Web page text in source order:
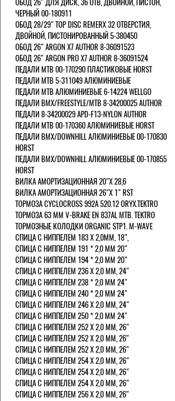
ЧЕРНЫЙ 00-180911
ОБОД 28/29" TOP DISC REMERX 32 ОТВЕРСТИЯ,
ДВОЙНОЙ, ПИСТОНИРОВАННЫЙ 5-380450
ОБОД 26" ARGON X7 AUTHOR 8-36091523
ОБОД 26" ARGON PRO X7 AUTHOR 8-36091524
ПЕДАЛИ МТВ 00-170290 ПЛАСТИКОВЫЕ HORST
ПЕДАЛИ MTB 5-311049 АЛЮМИНИЕВЫЕ
ПЕДАЛИ MTB АЛЮМИНИЕВЫЕ 6-14224 WELLGO
ПЕДАЛИ BMX/FREESTYLE/MTB 8-34200025 AUTHOR
ПЕДАЛИ 8-34200029 APD-F13-NYLON AUTHOR
ПЕДАЛИ МТВ 00-170360 АЛЮМИНИЕВЫЕ HORST
ПЕДАЛИ BMX/DOWNHILL АЛЮМИНИЕВЫЕ 00-170830
HORST
ПЕДАЛИ BMX/DOWNHILL АЛЮМИНИЕВЫЕ 00-170855
HORST
ВИЛКА АМОРТИЗАЦИОННАЯ 20"Х 28,6
ВИЛКА АМОРТИЗАЦИОННАЯ 26"Х 1" RST
ТОРМОЗА CYCLOCROSS 992А 520.12 ORYX.TEKTRO
ТОРМОЗА 63 ММ V-BRAKE EN 837AL MTB. TEKTRO
ТОРМОЗНЫЕ КОЛОДКИ ORGANIC STP1. M-WAVE
СПИЦА С НИППЕЛЕМ 183 Х 2,0ММ, 18",
СПИЦА С НИППЕЛЕМ 191 * 2,0 ММ 20"
СПИЦА С НИППЕЛЕМ 194 * 2,0 ММ 20"
СПИЦА С НИППЕЛЕМ 236 Х 2,0 ММ, 24"
СПИЦА С НИППЕЛЕМ 238 * 2,0 ММ 24"
СПИЦА С НИППЕЛЕМ 240 * 2,0 ММ 24"
СПИЦА С НИППЕЛЕМ 246 Х 2,0 ММ, 24"
СПИЦА С НИППЕЛЕМ 250 * 2,0 ММ 24"
СПИЦА С НИППЕЛЕМ 252 Х 2,0 ММ, 26"
СПИЦА С НИППЕЛЕМ 252 Х 2,0 ММ, 26"
СПИЦА С НИППЕЛЕМ 252 Х 2,0 ММ, 26"
СПИЦА С НИППЕЛЕМ 254 Х 2,0 ММ, 26"
СПИЦА С НИППЕЛЕМ 254 Х 2,0 ММ, 26"
СПИЦА С НИППЕЛЕМ 254 Х 2,0 ММ, 26"
СПИЦА С НИППЕЛЕМ 256 Х 2,0 ММ, 26"